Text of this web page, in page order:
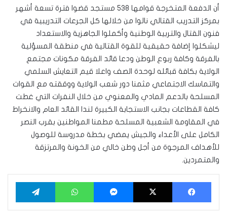
أن الدفعة المتخرجة قوامها ٥٣٨ مستجد قضوا فترة تسعة أشهر
بمركز التدريب القتالي نالوا من خلالها كل الجرعات التدريبية في
فنون القتال والتربية الوطنية وأكملوا الجاهزية والاستعداد
ليشكلوا إضافة حقيقية للقوة القتالية في منطقة المسؤلية
بالفرقة وكافة ربوع الوطن ودعا قائد الفرقة مكونات مجتمع
الولاية بكافة قبائله لوحدة الصف واعلا قيم التعايش السلمي
والتماسك الاجتماعي مثمنا دور شعب الولاية ووققته مع القوات
المسلحة بالدعم المادي والمعنوي من خلال النفرات التي غطت
كافة القطاعات بجانب الاستجابة الكبيرة لندا القائد العام والانخراط
في المقاومة الشعبية المسلحة مطمنا المواطنين بقرب النصر
الكامل على الأعداء والجيش يمضي بخطة مدروسة للوصول
للأهداف المرجوة من أجل وطن خالي من الخونة والمرتزقة
والمتمردين.
فيسبوك ‫X ماسنجر واتساب